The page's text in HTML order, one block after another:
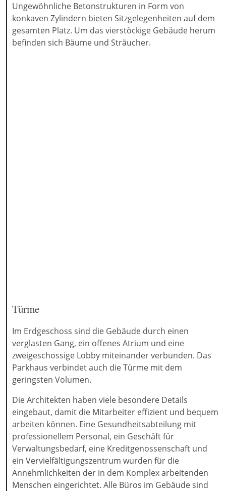
Ungewöhnliche Betonstrukturen in Form von
konkaven Zylindern bieten Sitzgelegenheiten auf dem
gesamten Platz. Um das vierstöckige Gebäude herum
befinden sich Bäume und Sträucher.
Türme
Im Erdgeschoss sind die Gebäude durch einen
verglasten Gang, ein offenes Atrium und eine
zweigeschossige Lobby miteinander verbunden. Das
Parkhaus verbindet auch die Türme mit dem
geringsten Volumen.
Die Architekten haben viele besondere Details
eingebaut, damit die Mitarbeiter effizient und bequem
arbeiten können. Eine Gesundheitsabteilung mit
professionellem Personal, ein Geschäft für
Verwaltungsbedarf, eine Kreditgenossenschaft und
ein Vervielfältigungszentrum wurden für die
Annehmlichkeiten der in dem Komplex arbeitenden
Menschen eingerichtet. Alle Büros im Gebäude sind